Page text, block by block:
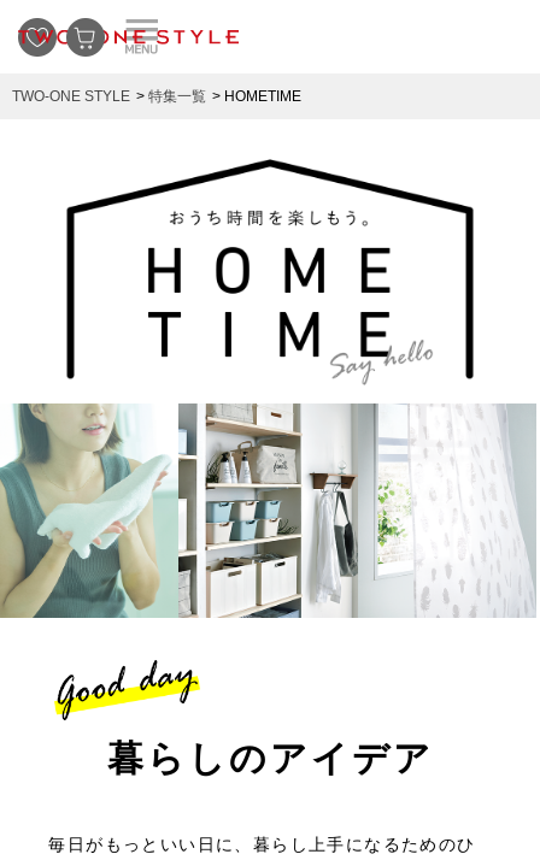
TWO-ONE STYLE 特集一覧 HOMETIME
暮らしのアイデア
毎日がもっといい日に、暮らし上手になるためのひ